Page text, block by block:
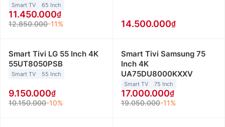
Smart TV 65 Inch
11.450.000
12.850.000-11% 14.500.000
Smart Tivi LG 55 Inch 4K
55UT8050PSB
Smart TV 55 Inch
9.150.000
10.150.000-10%
Smart Tivi Samsung 75
Inch 4K
UA75DU8000KXXV
Smart TV 75 Inch
17.000.000
19.050.000-11%